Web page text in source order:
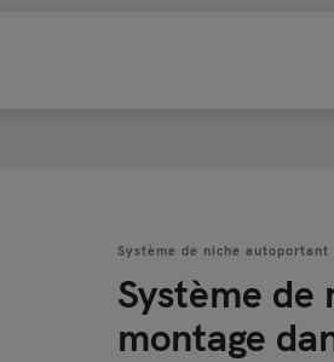
Système de niche autoportant
Système
montage